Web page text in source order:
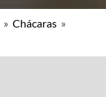
» Chácaras »